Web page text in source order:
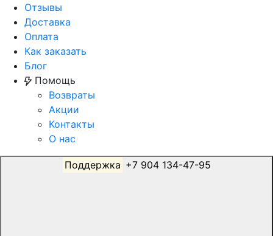
Отзывы
Доставка
Оплата
Как заказать
Блог
Помощь
Возвраты
Акции
Контакты
О нас
Поддержка